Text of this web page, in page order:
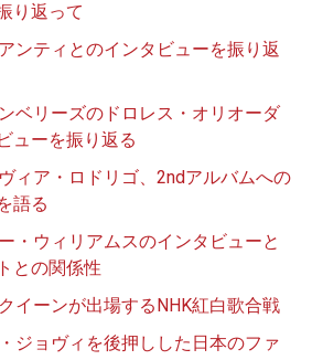
り返って
ンティとのインタビューを振り返
ベリーズのドロレス・オリオーダ
ューを振り返る
ィア・ロドリゴ、2ndアルバムへの
語る
・ウィリアムスのインタビューと
との関係性
イーンが出場するNHK紅白歌合戦
ジョヴィを後押しした日本のファ